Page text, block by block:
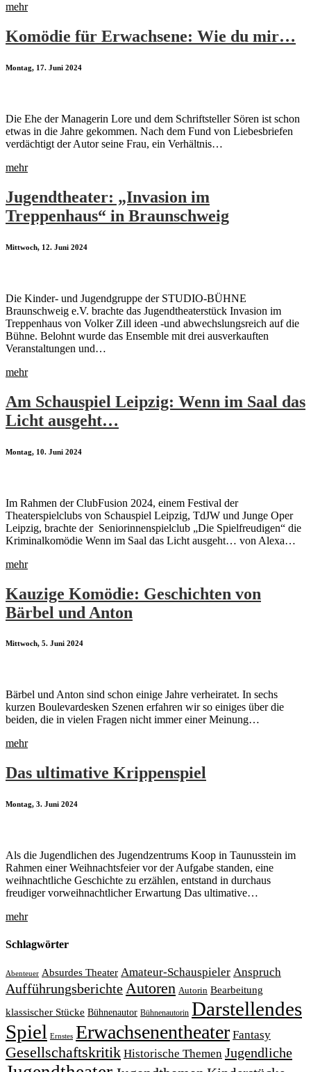
mehr
Komödie für Erwachsene: Wie du mir…
Montag, 17. Juni 2024
Die Ehe der Managerin Lore und dem Schriftsteller Sören ist schon
etwas in die Jahre gekommen. Nach dem Fund von Liebesbriefen
verdächtigt der Autor seine Frau, ein Verhältnis…
mehr
Jugendtheater: „Invasion im
Treppenhaus“ in Braunschweig
Mittwoch, 12. Juni 2024
Die Kinder- und Jugendgruppe der STUDIO-BÜHNE
Braunschweig e.V. brachte das Jugendtheaterstück Invasion im
Treppenhaus von Volker Zill ideen -und abwechslungsreich auf die
Bühne. Belohnt wurde das Ensemble mit drei ausverkauften
Veranstaltungen und…
mehr
Am Schauspiel Leipzig: Wenn im Saal das
Licht ausgeht…
Montag, 10. Juni 2024
Im Rahmen der ClubFusion 2024, einem Festival der
Theaterspielclubs von Schauspiel Leipzig, TdJW und Junge Oper
Leipzig, brachte der Seniorinnenspielclub „Die Spielfreudigen“ die
Kriminalkomödie Wenn im Saal das Licht ausgeht… von Alexa…
mehr
Kauzige Komödie: Geschichten von
Bärbel und Anton
Mittwoch, 5. Juni 2024
Bärbel und Anton sind schon einige Jahre verheiratet. In sechs
kurzen Boulevardesken Szenen erfahren wir so einiges über die
beiden, die in vielen Fragen nicht immer einer Meinung…
mehr
Das ultimative Krippenspiel
Montag, 3. Juni 2024
Als die Jugendlichen des Jugendzentrums Koop in Taunusstein im
Rahmen einer Weihnachtsfeier vor der Aufgabe standen, eine
weihnachtliche Geschichte zu erzählen, entstand in durchaus
freudiger vorweihnachtlicher Erwartung Das ultimative…
mehr
Schlagwörter
Abenteuer Absurdes Theater Amateur-Schauspieler Anspruch
Aufführungsberichte Autoren Autorin Bearbeitung
klassischer Stücke Bühnenautor Bühnenautorin Darstellendes
Spiel Ernstes Erwachsenentheater Fantasy
Gesellschaftskritik Historische Themen Jugendliche